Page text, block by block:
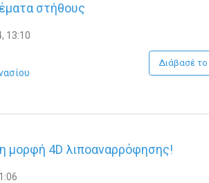
στήθους
13:10
Διάβασέ το
μορφή 4D λιποαναρρόφησης!